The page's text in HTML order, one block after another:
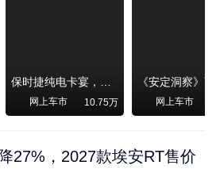
保时捷纯电卡宴，跑赛道！比超级跑车性能还强，动力、刹车竟然没有热衰减
网上车市 10.75万 网上车市
27%，2027款埃安RT售价